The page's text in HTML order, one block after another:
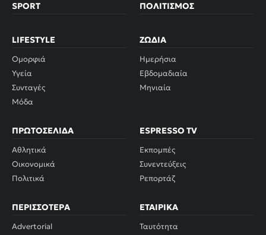
SPORT ΠΟΛΙΤΙΣΜΌΣ
LIFESTYLE
Ομορφιά
Υγεία
Συνταγές
Μόδα
ΖΏΔΙΑ
Ημερήσια
Εβδομαδιαία
Μηνιαία
ΠΡΩΤΟΣΈΛΙΔΑ
Αθλητικά
Οικονομικά
Πολιτικά
ESPRESSO TV
Εκπομπές
Συνεντεύξεις
Ρεπορτάζ
ΠΕΡΙΣΣΌΤΕΡΑ
Advertorial
ΕΤΑΙΡΙΚΆ
Ταυτότητα